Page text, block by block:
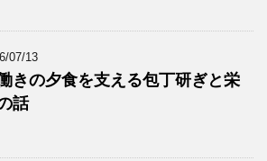
07/13
きの夕食を支える包丁研ぎと栄
話